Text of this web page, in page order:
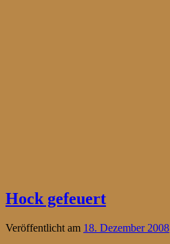
Hock gefeuert
Veröffentlicht am 18. Dezember 2008